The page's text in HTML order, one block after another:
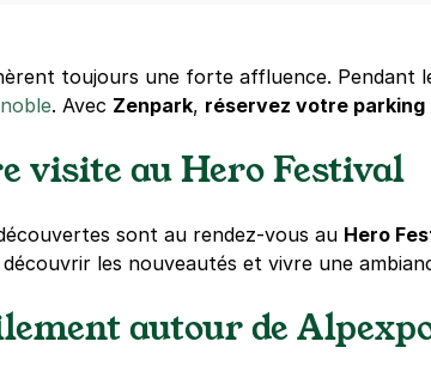
toujours une forte affluence. Pendant
. Avec Zenpark, réservez votre parking
visite au Hero Festival
sont au rendez-vous au Hero
les nouveautés et vivre une
autour de